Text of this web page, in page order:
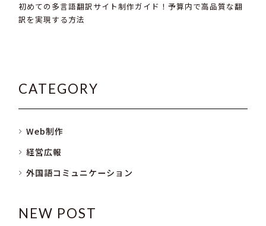
初めての多言語翻訳サイト制作ガイド！予算内で高品質な翻
訳を実現する方法
CATEGORY
Web制作
経営広報
外国語コミュニケーション
NEW POST